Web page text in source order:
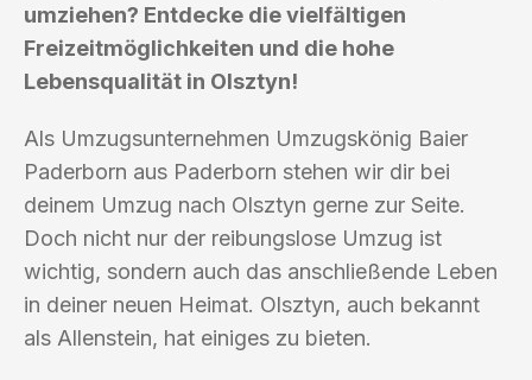
umziehen? Entdecke die vielfältigen
Freizeitmöglichkeiten und die hohe
Lebensqualität in Olsztyn!
Als Umzugsunternehmen Umzugskönig Baier
Paderborn aus Paderborn stehen wir dir bei
deinem Umzug nach Olsztyn gerne zur Seite.
Doch nicht nur der reibungslose Umzug ist
wichtig, sondern auch das anschließende Leben
in deiner neuen Heimat. Olsztyn, auch bekannt
als Allenstein, hat einiges zu bieten.